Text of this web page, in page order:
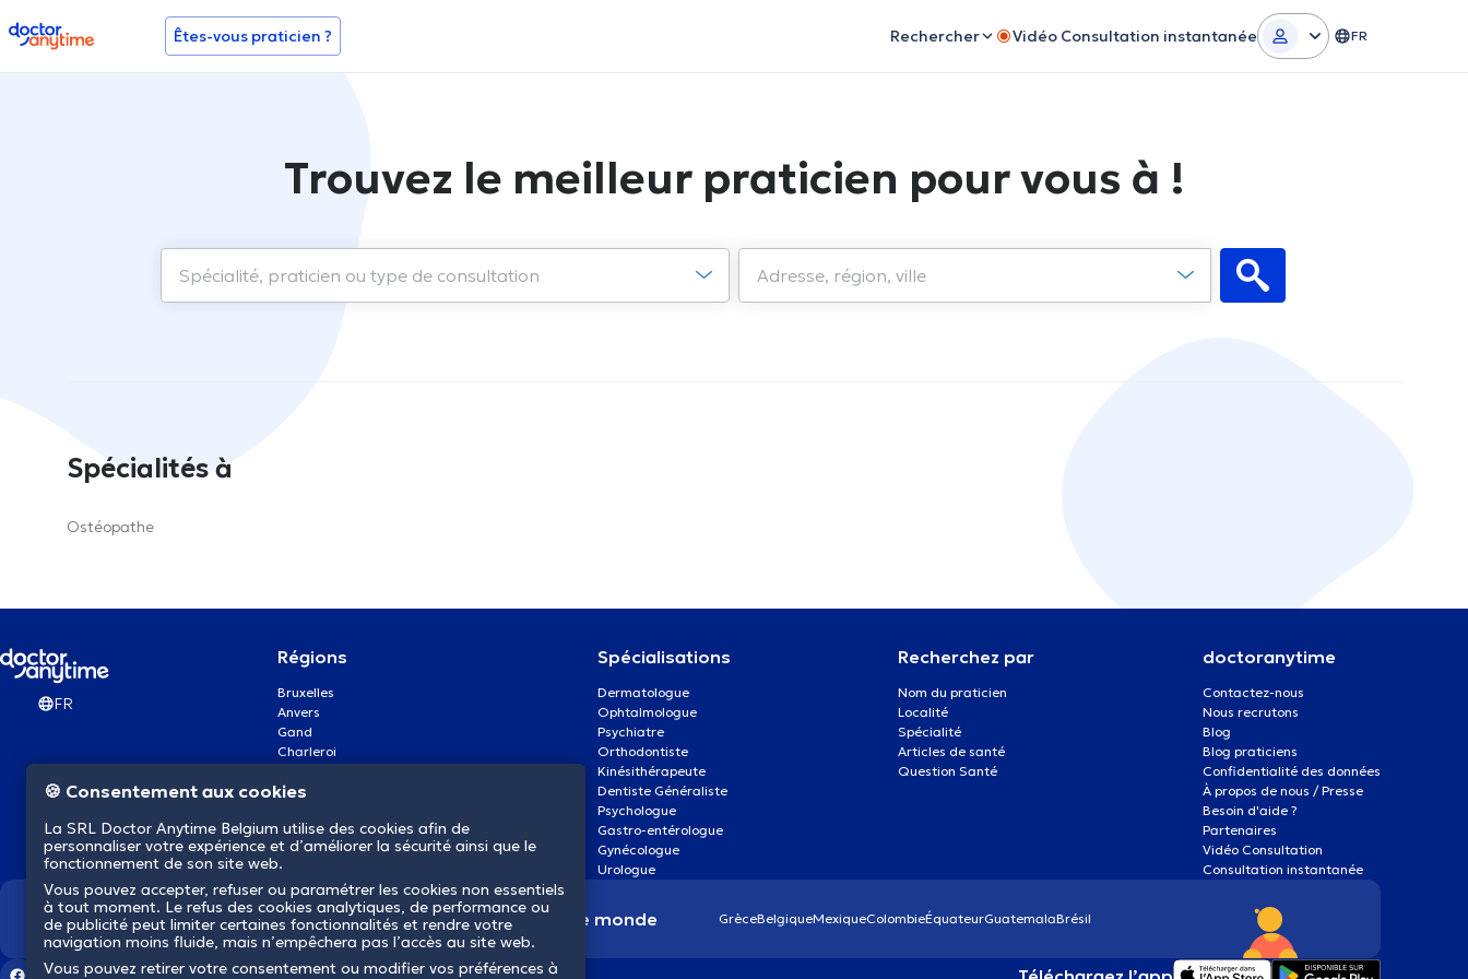
doctoranytime Êtes-vous praticien ? Rechercher Vidéo Consultation instantanée FR
Trouvez le meilleur praticien pour vous à !
Spécialités à
Ostéopathe
FR
Régions
Bruxelles
Anvers
Gand
Charleroi
Bruges
Louvain
Mons
Aalst Flandre-Orientale
Spécialisations
Dermatologue
Ophtalmologue
Psychiatre
Orthodontiste
Kinésithérapeute
Dentiste Généraliste
Psychologue
Gastro-entérologue
Gynécologue
Urologue
Recherchez par
Nom du praticien
Localité
Spécialité
Articles de santé
Question Santé
doctoranytime
Contactez-nous
Nous recrutons
Blog
Blog praticiens
Confidentialité des données
À propos de nous / Presse
Besoin d'aide ?
Partenaires
Vidéo Consultation
Consultation instantanée
Nous révolutionnons la santé dans le monde GrèceBelgiqueMexiqueColombieÉquateurGuatemalaBrésil
🍪 Consentement aux cookies
La SRL Doctor Anytime Belgium utilise des cookies afin de
personnaliser votre expérience et d’améliorer la sécurité ainsi que le
fonctionnement de son site web.
Vous pouvez accepter, refuser ou paramétrer les cookies non essentiels
à tout moment. Le refus des cookies analytiques, de performance ou
de publicité peut limiter certaines fonctionnalités et rendre votre
navigation moins fluide, mais n’empêchera pas l’accès au site web.
Vous pouvez retirer votre consentement ou modifier vos préférences à